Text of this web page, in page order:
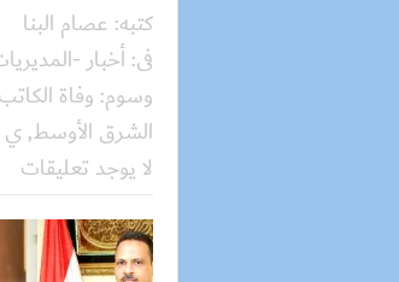
كتبه: عصام البنا
فى:أخبار -
وسوم: وفاة
الشرق الأوسط,ي
لا يوجد تعليقات